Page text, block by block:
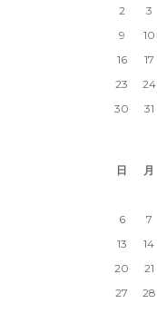
2
3
9
10
16
17
23
24
30
31
日
月
6
7
13
14
20
21
27
28